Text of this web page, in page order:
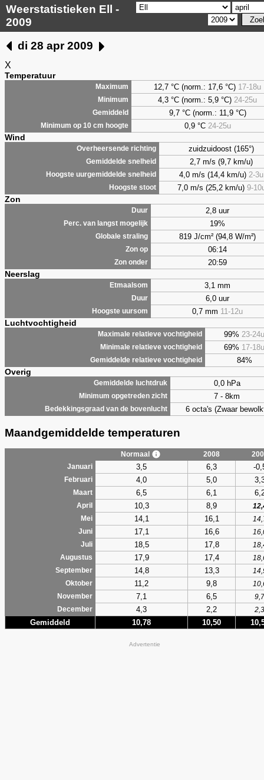
Weerstatistieken Ell -
2009
di 28 apr 2009
X
Temperatuur
Maximum 12,7 °C (norm.: 17,6 °C) 17-18u
Minimum 4,3 °C (norm.: 5,9 °C) 24-25u
Gemiddeld 9,7°C (norm.: 11,9 °C)
Minimum op 10 cm hoogte 0,9°C 24-25u
Wind
Overheersende richting zuidzuidoost (165°)
Gemiddelde snelheid 2,7 m/s (9,7 km/u)
Hoogste uurgemiddelde snelheid 4,0 m/s (14,4 km/u) 2-3u
Hoogste stoot 7,0 m/s (25,2 km/u) 9-
Zon
Duur 2,8 uur
Perc. van langst mogelijk 19%
Globale straling 819 J/cm² (94,8 W/m²)
Zon op 06:14
Zon onder 20:59
Neerslag
Etmaalsom 3,1 mm
Duur 6,0 uur
Hoogste uursom 0,7 mm 11-12u
Luchtvochtigheid
Maximale relatieve vochtigheid 99% 23-24u
Minimale relatieve vochtigheid 69% 17-18u
Gemiddelde relatieve vochtigheid 84%
Overig
Gemiddelde luchtdruk 0,0 hPa
Minimum opgetreden zicht 7 - 8km
Bedekkingsgraad van de bovenlucht 6 octa's (Zwaar
Maandgemiddelde temperaturen
Normaal 2008
Januari
3,5 6,3 -
Februari 4,0 5,0
Maart 6,5 6,1
April 10,3 8,9
Mei
14,1 16,1
Juni
17,1 16,6
Juli
18,5 17,8
Augustus
17,9 17,4
September
14,8 13,3
Oktober
11,2 9,8
November
7,1 6,5
9,7
December
4,3 2,2 2,3
Gemiddeld 10,78 10,50
Advertentie